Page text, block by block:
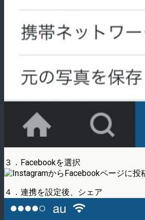
３．Facebookを選択
４．連携を設定後、シェア